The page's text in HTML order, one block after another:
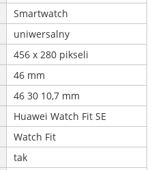
Smartwatch
uniwersalny
456 x 280 pikseli
46 mm
46 30 10,7 mm
Huawei Watch Fit SE
Watch Fit
tak